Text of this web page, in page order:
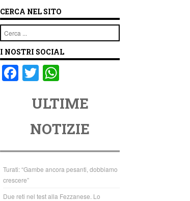
CERCA NEL SITO
Cerca
I NOSTRI SOCIAL
F
o
o
k
T
tt
er
at
s
A
p
p
ULTIME
NOTIZIE
Turati: “Gambe ancora pesanti, dobbiamo
crescere”
Due reti nel test alla Fezzanese. Lo